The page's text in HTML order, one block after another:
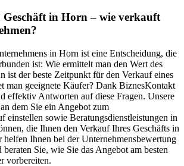
Geschäft in Horn – wie verkauft
in Horn ist eine Entscheidung, die
ist: Wie ermittelt man den Wert des
ist der beste Zeitpunkt für den Verkauf eines
man geeignete Käufer? Dank BiznesKontakt
effektiv Antworten auf diese Fragen. Unsere
dem Sie ein Angebot zum
einstellen sowie Beratungsdienstleistungen in
die Ihnen den Verkauf Ihres Geschäfts in
Ihnen bei der Unternehmensbewertung
Sie, wie Sie das Angebot am besten
vorbereiten.